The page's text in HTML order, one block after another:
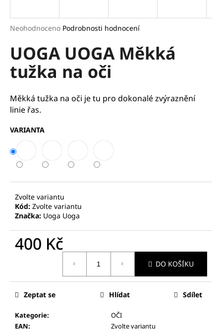
Průměrné
produktu
je
0,0
z
hvězdiček.
Neohodnoceno Podrobnosti hodnocení
UOGA UOGA Měkká
tužka na oči
Měkká tužka na oči je tu pro dokonalé zvýraznění
linie řas.
VARIANTA
Zvolte variantu
Kód: Zvolte variantu
Značka: Uoga Uoga
400 Kč
DO KOŠÍKU
Kategorie:
OČI
EAN: Zvolte variantu
Zeptat se Hlídat Sdílet
j
t
?
D
p
o
u
u
e
ČISTÍCÍ
GEL